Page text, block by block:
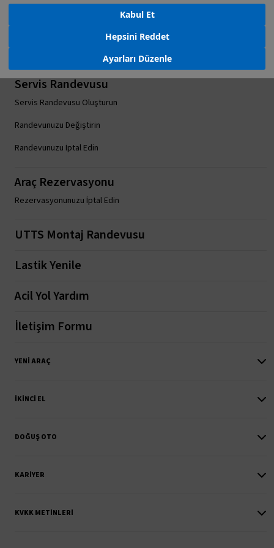
Ayarları Düzenle
Hepsini Reddet
Kabul Et
Servis Randevusu
Servis Randevusu Oluşturun
Randevunuzu Değiştirin
Randevunuzu İptal Edin
Araç Rezervasyonu
Rezervasyonunuzu İptal Edin
UTTS Montaj Randevusu
Lastik Yenile
Acil Yol Yardım
İletişim Formu
YENI ARAÇ
İKINCI EL
DOĞUŞ OTO
KARIYER
KVKK METINLERI